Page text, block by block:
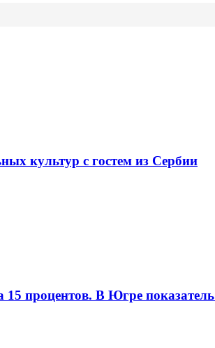
культур с гостем из Сербии
15 процентов. В Югре